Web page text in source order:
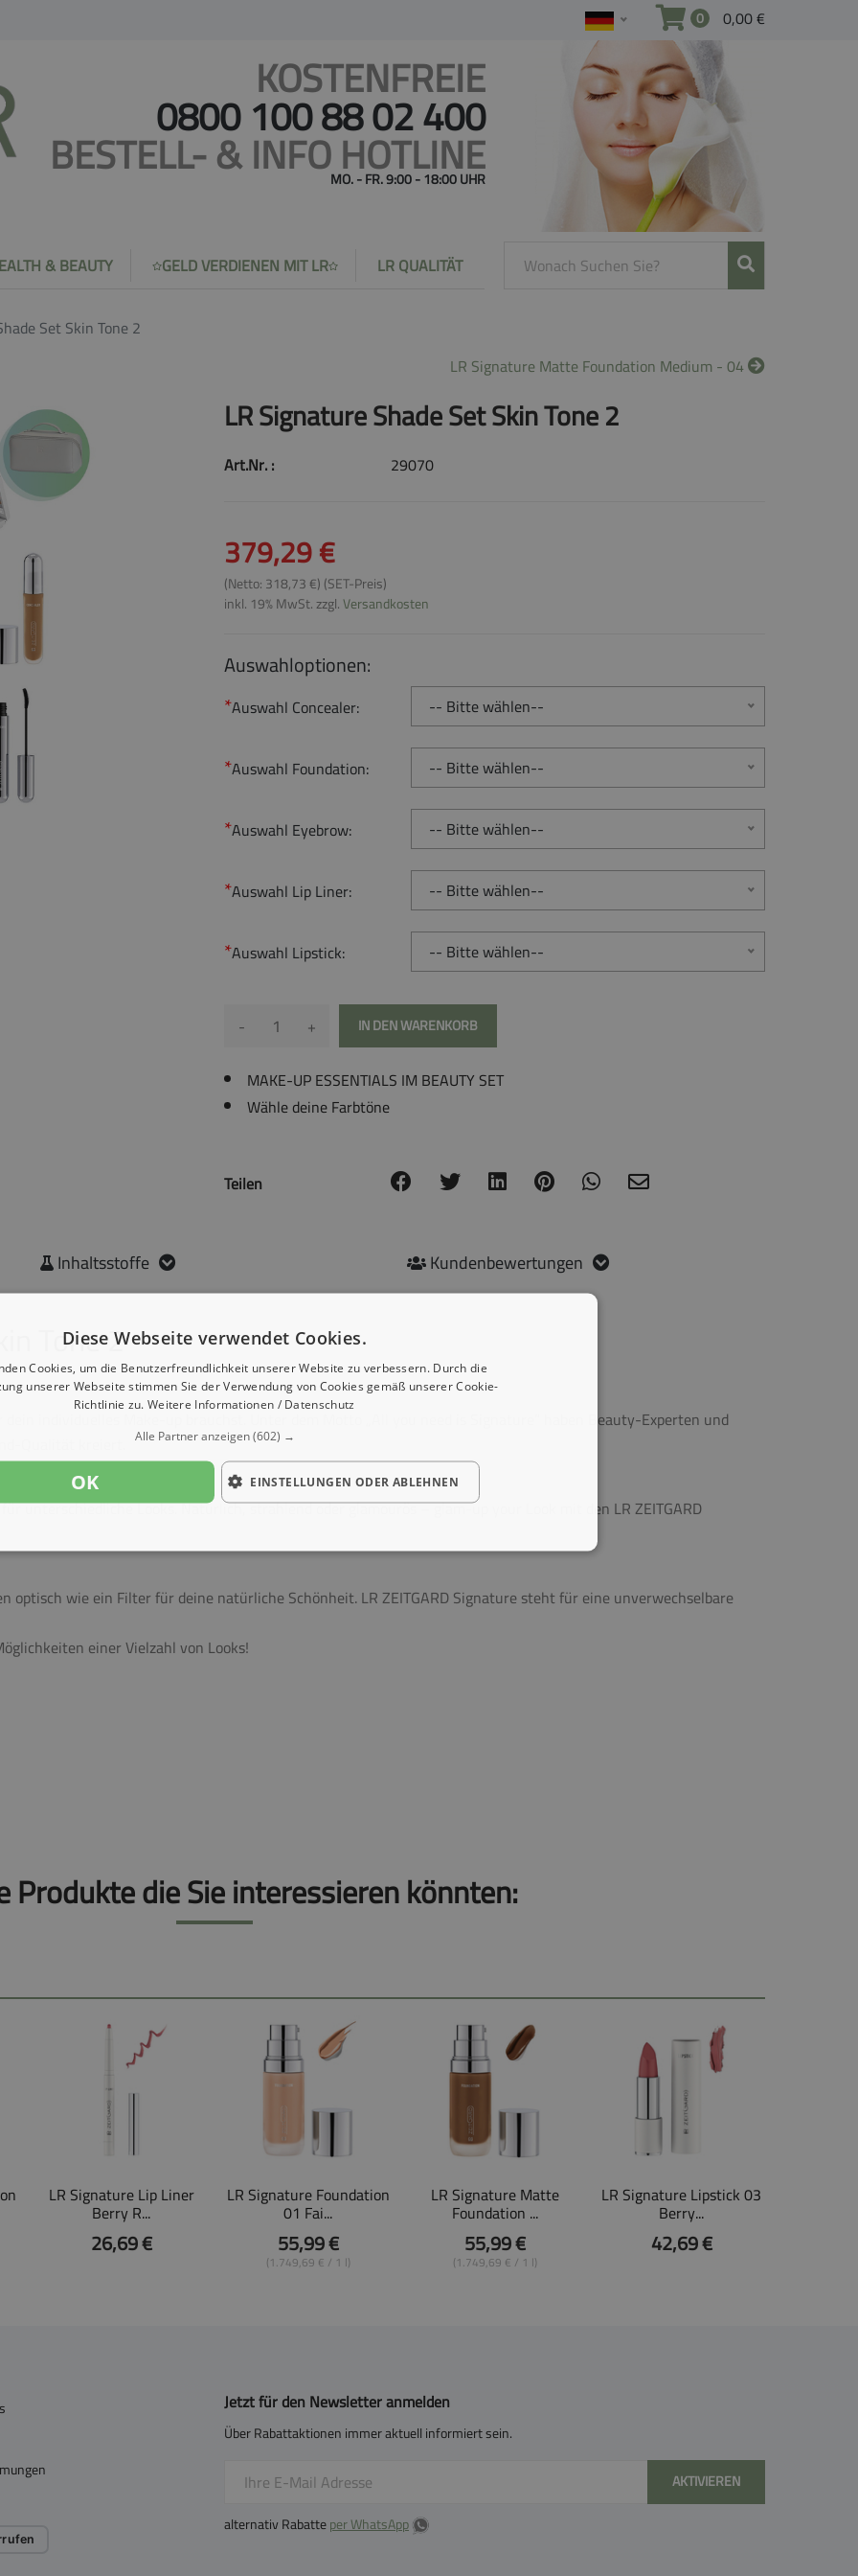
0 0,00 €
KOSTENFREIE
0800 100 88 02 400
BESTELL- & INFO HOTLINE
MO. - FR. 9:00 - 18:00 UHR
& BEAUTY GELD VERDIENEN MIT LR LR QUALITÄT
Set Skin Tone 2
LR Signature Matte Foundation Medium - 04
LR Signature Shade Set Skin Tone 2
Art.Nr. : 29070
379,29 €
(Netto: 318,73 €) (SET-Preis)
inkl. 19% MwSt. zzgl.Versandkosten
Auswahloptionen:
Auswahl Concealer: -- Bitte wählen--
Auswahl Foundation: -- Bitte wählen--
Auswahl Eyebrow: -- Bitte wählen--
Auswahl Lip Liner: -- Bitte wählen--
Auswahl Lipstick: -- Bitte wählen--
- + IN DEN WARENKORB
MAKE-UP ESSENTIALS IM BEAUTY SET
Wähle deine Farbtöne
Teilen
Tone 2
individuelles Make-up brauchst. Unter dem Motto „All you need is Signature” haben Beauty-Experten und
Qualität kreiert.
unterschiedliche Looks. Natürlich, strahlend oder glamourös – glam-up your Look mit den LR ZEITGARD
optisch wie ein Filter für deine natürliche Schönheit. LR ZEITGARD Signature steht für eine unverwechselbare
einer Vielzahl von Looks!
Inhaltsstoffe Kundenbewertungen
Produkte die Sie interessieren könnten:
LR Signature Lip Liner
Berry R...
26,69 €
LR Signature Foundation
01 Fai...
55,99 €
(1.749,69 € / 1 l)
LR Signature Matte
Foundation ...
55,99 €
(1.749,69 € / 1 l)
LR Signature Lipstick 03
Berry...
42,69 €
Jetzt für den Newsletter anmelden
Über Rabattaktionen immer aktuell informiert sein.
AKTIVIEREN
alternativ Rabatteper WhatsApp
Diese Webseite verwendet Cookies.
Cookies, um die Benutzerfreundlichkeit unserer Website zu verbessern. Durch die
unserer Webseite stimmen Sie der Verwendung von Cookies gemäß unserer Cookie-
Richtlinie zu. Weitere Informationen / Datenschutz
Alle Partner anzeigen(602) →
OK EINSTELLUNGEN ODER ABLEHNEN